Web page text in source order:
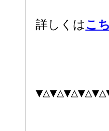
詳しくはこ